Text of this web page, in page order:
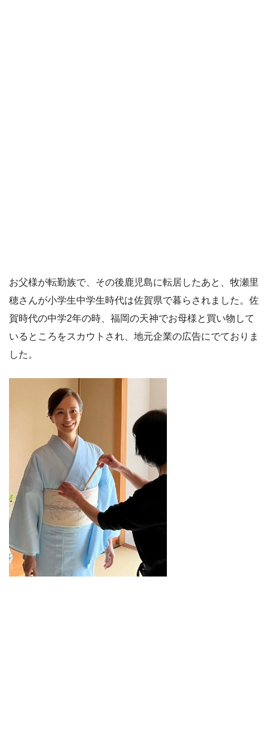
お父様が転勤族で、その後鹿児島に転居したあと、牧瀬里
穂さんが小学生中学生時代は佐賀県で暮らされました。佐
賀時代の中学2年の時、福岡の天神でお母様と買い物して
いるところをスカウトされ、地元企業の広告にでておりま
した。